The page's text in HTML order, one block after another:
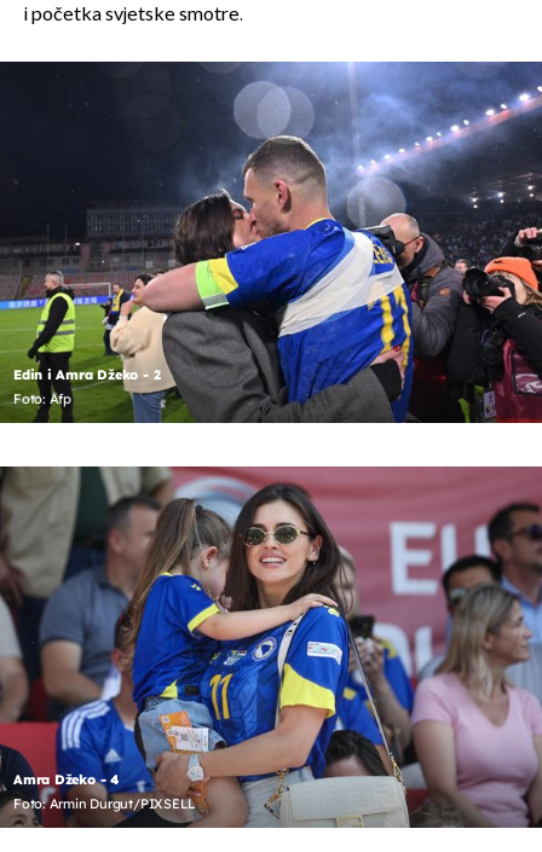
i početka svjetske smotre.
Edin i Amra Džeko - 2
Foto: Afp
Amra Džeko - 4
Foto: Armin Durgut/PIXSELL